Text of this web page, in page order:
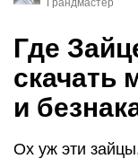
Грандмастер
Где
скачать
и
Ох уж эти